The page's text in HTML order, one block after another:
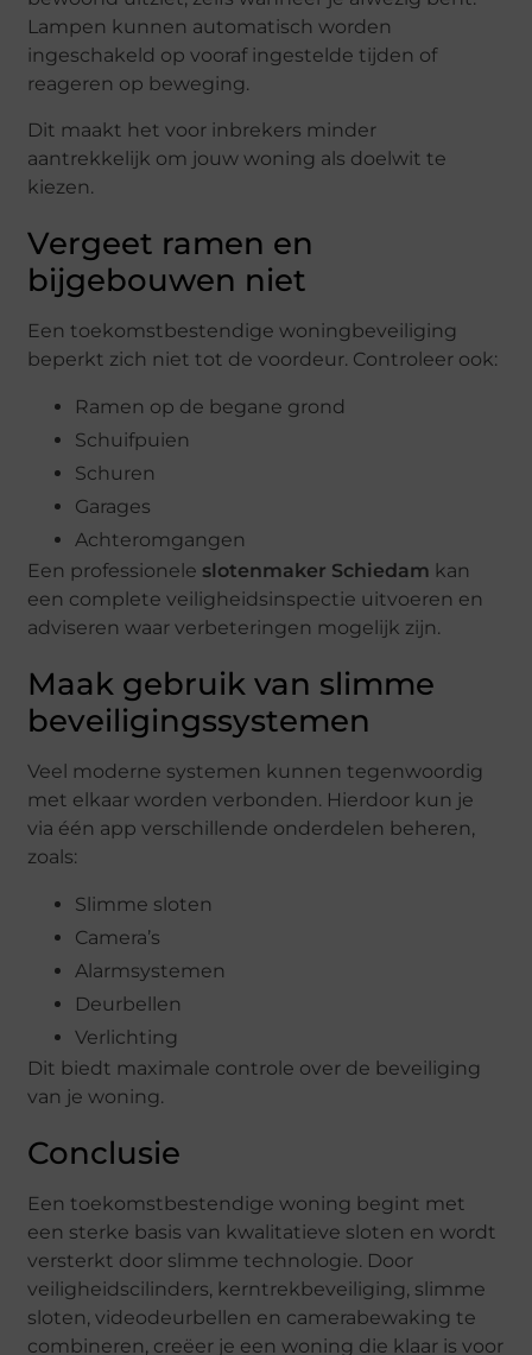
Lampen kunnen automatisch worden
ingeschakeld op vooraf ingestelde tijden of
reageren op beweging.
Dit maakt het voor inbrekers minder
aantrekkelijk om jouw woning als doelwit te
kiezen.
Vergeet ramen en
bijgebouwen niet
Een toekomstbestendige woningbeveiliging
beperkt zich niet tot de voordeur. Controleer ook:
Ramen op de begane grond
Schuifpuien
Schuren
Garages
Achteromgangen
Een professionele slotenmaker Schiedam kan
een complete veiligheidsinspectie uitvoeren en
adviseren waar verbeteringen mogelijk zijn.
Maak gebruik van slimme
beveiligingssystemen
Veel moderne systemen kunnen tegenwoordig
met elkaar worden verbonden. Hierdoor kun je
via één app verschillende onderdelen beheren,
zoals:
Slimme sloten
Camera’s
Alarmsystemen
Deurbellen
Verlichting
Dit biedt maximale controle over de beveiliging
van je woning.
Conclusie
Een toekomstbestendige woning begint met
een sterke basis van kwalitatieve sloten en wordt
versterkt door slimme technologie. Door
veiligheidscilinders, kerntrekbeveiliging, slimme
sloten, videodeurbellen en camerabewaking te
combineren, creëer je een woning die klaar is voor